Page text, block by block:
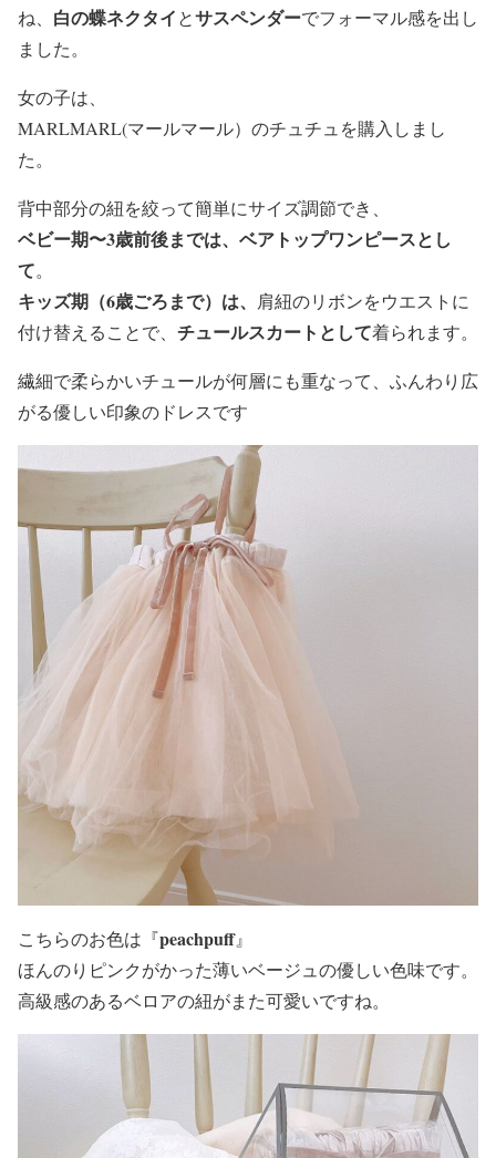
ね、 白の蝶ネクタイとサスペンダーでフォーマル感を出し
ました。
女の子は、
MARLMARL(マールマール）のチュチュ を購入しまし
た。
背中部分の紐を絞って簡単にサイズ調節でき、
ベビー期〜3歳前後までは、 ベアトップワンピースとし
て。
キッズ期（6歳ごろまで）は、
肩紐のリボンをウエストに
付け替えることで、 チュールスカート として着られます。
繊細で柔らかいチュールが何層にも重なって、ふんわり広
がる優しい印象のドレスです
こちらのお色は『peachpuff』
ほんのりピンクがかった薄いベージュの優しい色味です。
高級感のあるベロアの紐がまた可愛いですね。